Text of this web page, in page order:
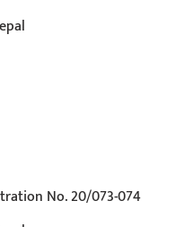
No. 20/073-074